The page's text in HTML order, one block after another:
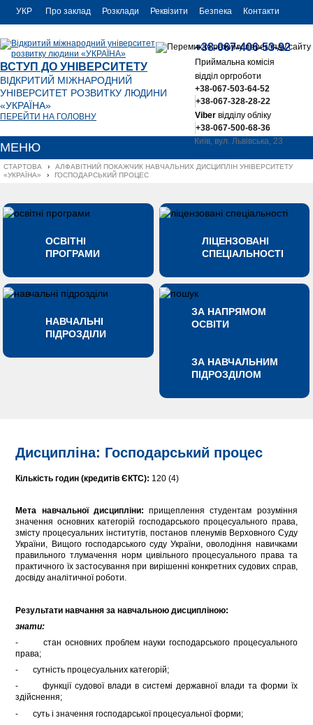
УКР
ENG
Про заклад Розклади Реквізити Безпека Контакти
ВСТУП ДО УНІВЕРСИТЕТУ
ВІДКРИТИЙ МІЖНАРОДНИЙ
УНІВЕРСИТЕТ РОЗВИТКУ ЛЮДИНИ
«УКРАЇНА»
ПЕРЕЙТИ НА ГОЛОВНУ
+38-067-406-53-92
Приймальна комісія
відділ оргроботи
+38-067-503-64-52
+38-067-328-28-22
Viberвідділу обліку
+38-067-500-68-36
Київ, вул. Львівська, 23
МЕНЮ
СТАРТОВА ›
АЛФАВІТНИЙ ПОКАЖЧИК НАВЧАЛЬНИХ ДИСЦИПЛІН УНІВЕРСИТЕТУ
«УКРАЇНА»
› ГОСПОДАРСЬКИЙ ПРОЦЕС
ОСВІТНІ
ПРОГРАМИ
ЛІЦЕНЗОВАНІ
СПЕЦІАЛЬНОСТІ
НАВЧАЛЬНІ
ПІДРОЗДІЛИ
ЗА НАПРЯМОМ
ОСВІТИ
ЗА НАВЧАЛЬНИМ
ПІДРОЗДІЛОМ
Дисципліна: Господарський процес
Кількість годин (кредитів ЄКТС): 120 (4)
Мета навчальної дисципліни:прищеплення студентам розуміння
значення основних категорій господарського процесуального права,
змісту процесуальних інститутів, постанов пленумів Верховного Суду
України, Вищого господарського суду України, оволодіння навичками
правильного тлумачення норм цивільного процесуального права та
практичного їх застосування при вирішенні конкретних судових справ,
досвіду аналітичної роботи.
Результати навчання за навчальною дисципліною:
знати:
- стан основних проблем науки господарського процесуального
права;
- сутність процесуальних категорій;
- функції судової влади в системі державної влади та форми їх
здійснення;
- суть і значення господарської процесуальної форми;